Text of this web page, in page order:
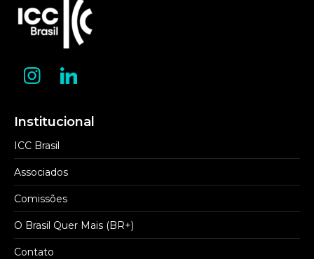
Institucional
ICC Brasil
Associados
Comissões
O Brasil Quer Mais (BR+)
Contato